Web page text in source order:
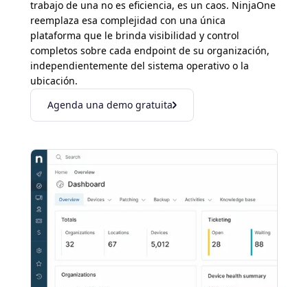
trabajo de una no es eficiencia, es un caos. NinjaOne
reemplaza esa complejidad con una única
plataforma que le brinda visibilidad y control
completos sobre cada endpoint de su organización,
independientemente del sistema operativo o la
ubicación.
Agenda una demo gratuita